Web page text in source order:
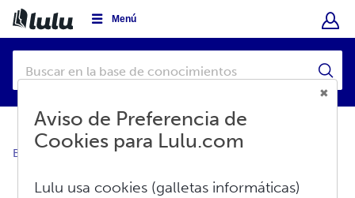
Menú
Base de conocimientos
Aviso de Preferencia de
Cookies para Lulu.com
Lulu usa cookies (galletas informáticas)